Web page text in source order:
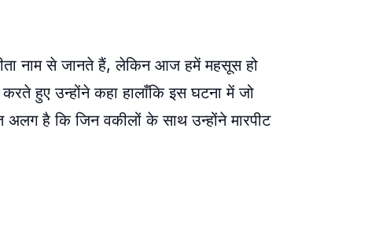
नाम से जानते हैं, लेकिन आज हमें महसूस हो
हुए उन्होंने कहा हालाँकि इस घटना में जो
है कि जिन वकीलों के साथ उन्होंने मारपीट